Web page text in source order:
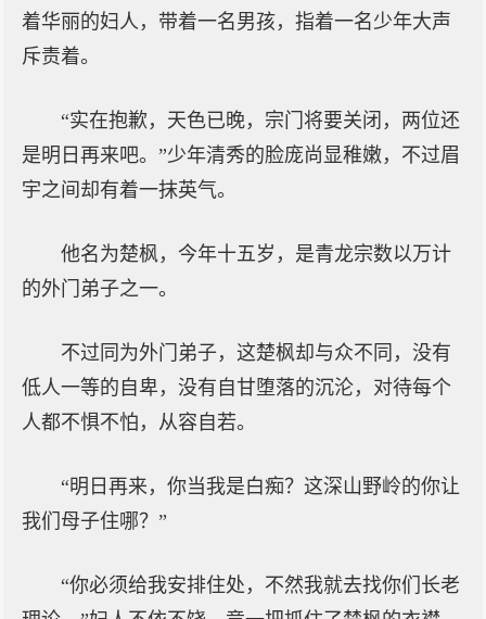
着华丽的妇人，带着一名男孩，指着一名少年大声
斥责着。
“实在抱歉，天色已晚，宗门将要关闭，两位还
是明日再来吧。”少年清秀的脸庞尚显稚嫩，不过眉
宇之间却有着一抹英气。
他名为楚枫，今年十五岁，是青龙宗数以万计
的外门弟子之一。
不过同为外门弟子，这楚枫却与众不同，没有
低人一等的自卑，没有自甘堕落的沉沦，对待每个
人都不惧不怕，从容自若。
“明日再来，你当我是白痴？这深山野岭的你让
我们母子住哪？”
“你必须给我安排住处，不然我就去找你们长老